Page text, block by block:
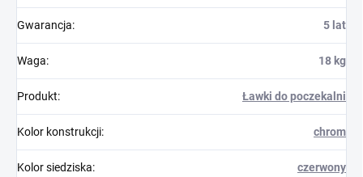
Gwarancja: 5 lat
Waga: 18 kg
Produkt: Ławki do poczekalni
Kolor konstrukcji: chrom
Kolor siedziska: czerwony